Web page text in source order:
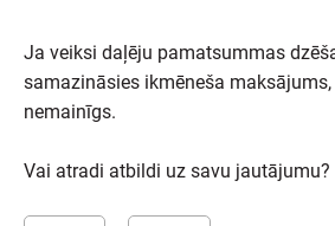
Ja veiksi daļēju pamatsummas
samazināsies ikmēneša
nemainīgs.
Vai atradi atbildi uz savu jautājumu?